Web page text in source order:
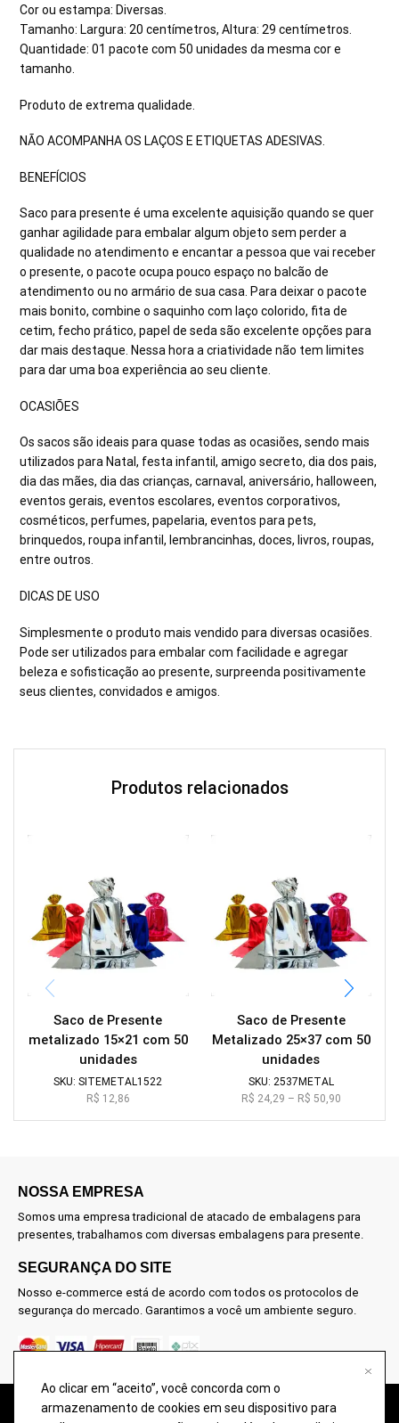
Cor ou estampa: Diversas.
Tamanho: Largura: 20 centímetros, Altura: 29 centímetros.
Quantidade: 01 pacote com 50 unidades da mesma cor e
tamanho.
Produto de extrema qualidade.
NÃO ACOMPANHA OS LAÇOS E ETIQUETAS ADESIVAS.
BENEFÍCIOS
Saco para presente é uma excelente aquisição quando se quer
ganhar agilidade para embalar algum objeto sem perder a
qualidade no atendimento e encantar a pessoa que vai receber
o presente, o pacote ocupa pouco espaço no balcão de
atendimento ou no armário de sua casa. Para deixar o pacote
mais bonito, combine o saquinho com laço colorido, fita de
cetim, fecho prático, papel de seda são excelente opções para
dar mais destaque. Nessa hora a criatividade não tem limites
para dar uma boa experiência ao seu cliente.
OCASIÕES
Os sacos são ideais para quase todas as ocasiões, sendo mais
utilizados para Natal, festa infantil, amigo secreto, dia dos pais,
dia das mães, dia das crianças, carnaval, aniversário, halloween,
eventos gerais, eventos escolares, eventos corporativos,
cosméticos, perfumes, papelaria, eventos para pets,
brinquedos, roupa infantil, lembrancinhas, doces, livros, roupas,
entre outros.
DICAS DE USO
Simplesmente o produto mais vendido para diversas ocasiões.
Pode ser utilizados para embalar com facilidade e agregar
beleza e sofisticação ao presente, surpreenda positivamente
seus clientes, convidados e amigos.
Produtos relacionados
Saco de Presente
metalizado 15×21 com 50
unidades
SKU:SITEMETAL1522
R$ 12,86
Saco de Presente
Metalizado 25×37 com 50
unidades
SKU: 2537METAL
R$ 24,29 – R$ 50,90
NOSSA EMPRESA
Somos uma empresa tradicional de atacado de embalagens para
presentes, trabalhamos com diversas embalagens para presente.
SEGURANÇA DO SITE
Nosso e-commerce está de acordo com todos os protocolos de
segurança do mercado. Garantimos a você um ambiente seguro.
@2026 – TODOS OS DIREITOS RESERVADOS À DON EMBALAGENS –
Ao clicar em “aceito”, você concorda com o
armazenamento de cookies em seu dispositivo para